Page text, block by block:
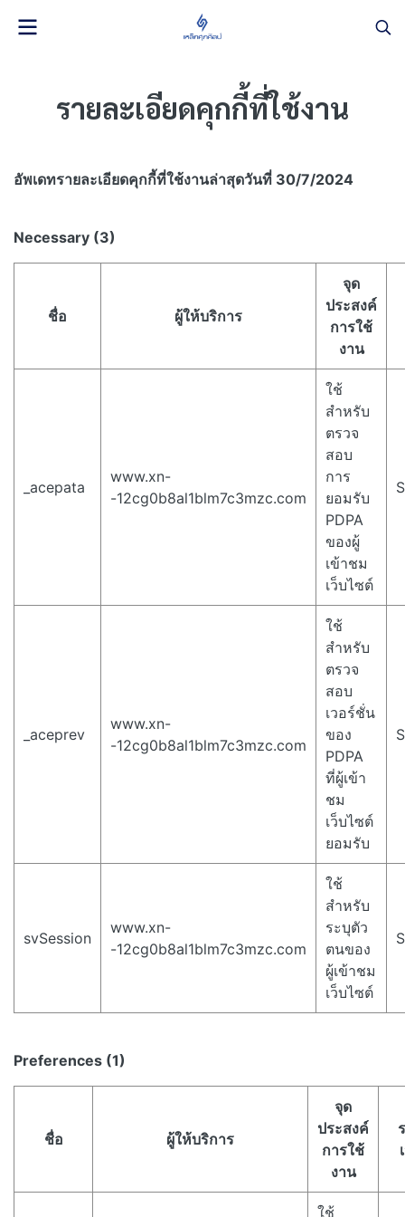
รายละเอียดคุกกี้ที่ใช้งาน​
อัพเดทรายละเอียดคุกกี้ที่ใช้งาน​ล่าสุดวันที่ 30/7/2024
Necessary (3)
ชื่อ ผู้ให้บริการ
จุด
ประสงค์
การใช้
งาน
_acepata
www.xn-
-12cg0b8al1blm7c3mzc.com
ใช้
สำหรับ
ตรวจ
สอบ
การ
ยอมรับ
PDPA
ของผู้
เข้าชม
เว็บไซต์
_aceprev
www.xn-
-12cg0b8al1blm7c3mzc.com
ใช้
สำหรับ
ตรวจ
สอบ
เวอร์ชั่น
ของ
PDPA
ที่ผู้เข้า
ชม
เว็บไซต์
ยอมรับ
svSession
www.xn-
-12cg0b8al1blm7c3mzc.com
ใช้
สำหรับ
ระบุตัว
ตนของ
ผู้เข้าชม
เว็บไซต์
Preferences (1)
ชื่อ ผู้ให้บริการ
จุด
ประสงค์
การใช้
งาน
ใช้